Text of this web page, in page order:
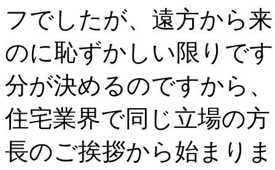
フでしたが、遠方から
のに恥ずかしい限りで
分が決めるのですから
住宅業界で同じ立場の
長のご挨拶から始まり